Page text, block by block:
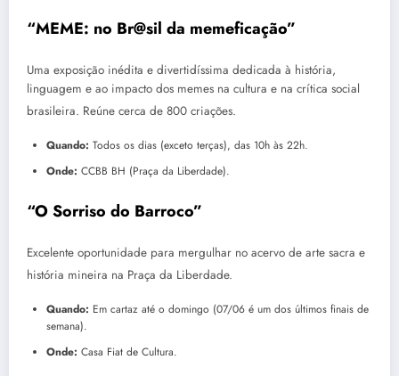
“MEME: no Br@sil da memeficação”
Uma exposição inédita e divertidíssima dedicada à história,
linguagem e ao impacto dos memes na cultura e na crítica social
brasileira. Reúne cerca de 800 criações.
Quando: Todos os dias (exceto terças), das 10h às 22h.
Onde: CCBB BH (Praça da Liberdade).
“O Sorriso do Barroco”
Excelente oportunidade para mergulhar no acervo de arte sacra e
história mineira na Praça da Liberdade.
Quando: Em cartaz até o domingo (07/06 é um dos últimos finais de
semana).
Onde: Casa Fiat de Cultura.